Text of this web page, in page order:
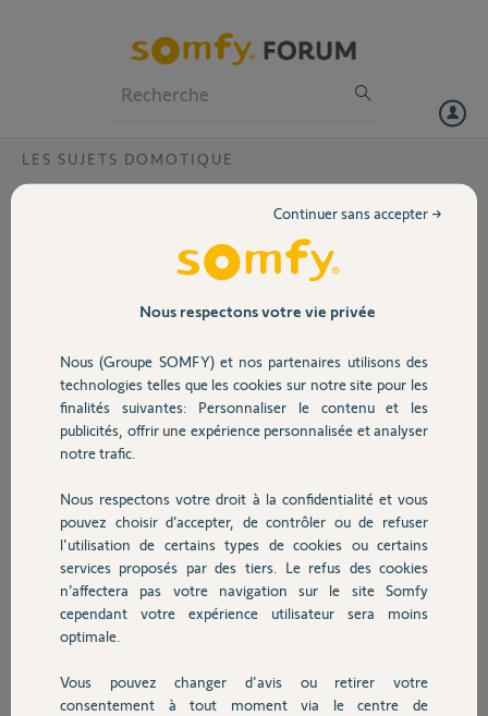
Volet
Sécurité
Domotique
Chauffage
Autres produits
Devis avec un pro
LES SUJETS DOMOTIQUE
Transfert de la clé système depuis une
ancienne telis 1 2w vers TaHoma switch ?
Bonjour,
La procédure de transfert de la clé
(dans assistance avancée gestion
Quelqu’un aurait-il une
vidéo/tutoriel complet pour voir si
c’est moi qui ne fait pas
correctement la manip’ ?
d’identifier le bouton key. Jusque là
c’est bon. Ensuite que j’appuie sur le
bouton key deux bonne seconde (diode verte clignotant lentement)
avant ou après avoir appuyé sur suivant, le résultat est le même :
« échec du transfert » s’affiche pendant une seconde puis « transfert
en cours » et ça reste comme cela ad vitam eternam.
J’ai bien envie de remettre mes volets en mode usine.
Nous respectons votre vie privée
Nous (Groupe SOMFY) et nos partenaires utilisons des
technologies telles que les cookies sur notre site pour les
finalités suivantes: Personnaliser le contenu et les
publicités, offrir une expérience personnalisée et analyser
notre trafic.
Nous respectons votre droit à la confidentialité et vous
pouvez choisir d’accepter, de contrôler ou de refuser
l'utilisation de certains types de cookies ou certains
services proposés par des tiers. Le refus des cookies
n’affectera pas votre navigation sur le site Somfy
cependant votre expérience utilisateur sera moins
optimale.
Vous pouvez changer d'avis ou retirer votre
consentement à tout moment via le centre de
Continuer sans accepter →